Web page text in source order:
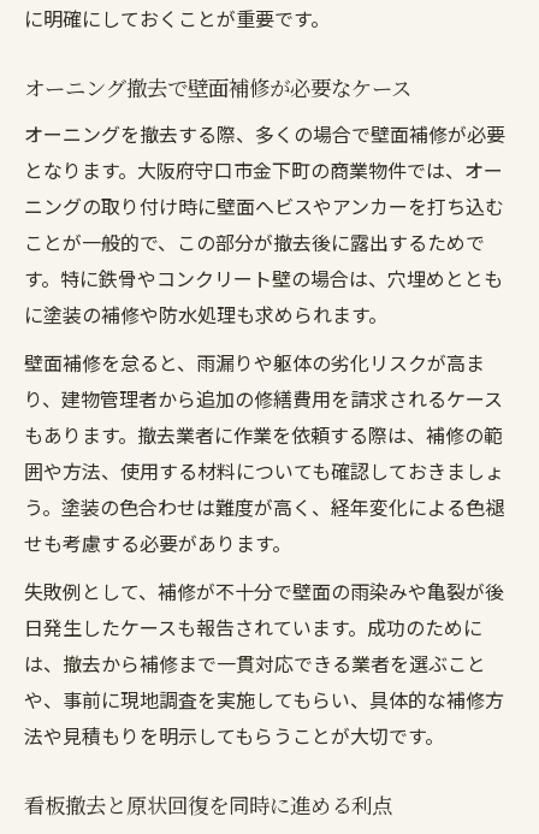
に明確にしておくことが重要です。
オーニング撤去で壁面補修が必要なケース
オーニングを撤去する際、多くの場合で壁面補修が必要
となります。大阪府守口市金下町の商業物件では、オー
ニングの取り付け時に壁面へビスやアンカーを打ち込む
ことが一般的で、この部分が撤去後に露出するためで
す。特に鉄骨やコンクリート壁の場合は、穴埋めととも
に塗装の補修や防水処理も求められます。
壁面補修を怠ると、雨漏りや躯体の劣化リスクが高ま
り、建物管理者から追加の修繕費用を請求されるケース
もあります。撤去業者に作業を依頼する際は、補修の範
囲や方法、使用する材料についても確認しておきましょ
う。塗装の色合わせは難度が高く、経年変化による色褪
せも考慮する必要があります。
失敗例として、補修が不十分で壁面の雨染みや亀裂が後
日発生したケースも報告されています。成功のために
は、撤去から補修まで一貫対応できる業者を選ぶこと
や、事前に現地調査を実施してもらい、具体的な補修方
法や見積もりを明示してもらうことが大切です。
看板撤去と原状回復を同時に進める利点